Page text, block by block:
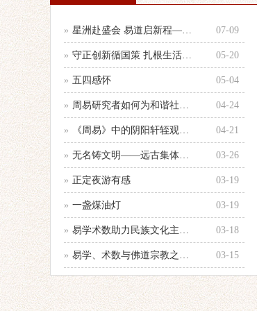
» 星洲赴盛会 易道启新程——参加第33 07-09
» 守正创新循国策 扎根生活践国学 — 05-20
» 五四感怀 05-04
» 周易研究者如何为和谐社会建设服务的心 04-24
» 《周易》中的阴阳轩轾观念浅析——以十 04-21
» 无名铸文明——远古集体智慧的文化图腾 03-26
» 正定夜游有感 03-19
» 一盏煤油灯 03-19
» 易学术数助力民族文化主体性建设 03-18
» 易学、术数与佛道宗教之辨别 03-15